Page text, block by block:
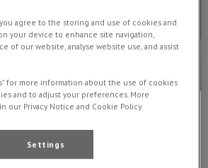
you agree to the storing and use of cookies and
your device to enhance site navigation,
of our website, analyse website use, and assist
for more information about the use of cookies
and to adjust your preferences. More
our Privacy Notice and Cookie Policy.
Settings